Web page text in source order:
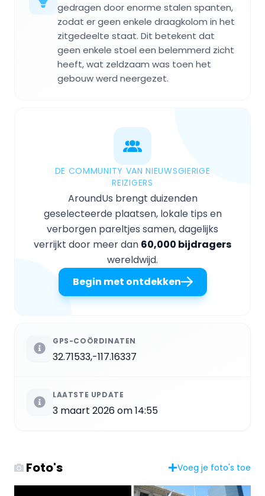
gedragen door enorme stalen spanten,
zodat er geen enkele draagkolom in het
zitgedeelte staat. Dit betekent dat
geen enkele stoel een belemmerd zicht
heeft, wat zeldzaam was toen het
gebouw werd neergezet.
DE COMMUNITY VAN NIEUWSGIERIGE
REIZIGERS
AroundUs brengt duizenden
geselecteerde plaatsen, lokale tips en
verborgen pareltjes samen, dagelijks
verrijkt door meer dan 60,000 bijdragers
wereldwijd.
Begin met ontdekken
GPS-COÖRDINATEN
32.71533,-117.16337
LAATSTE UPDATE
3 maart 2026 om 14:55
Foto's Voeg je foto's toe